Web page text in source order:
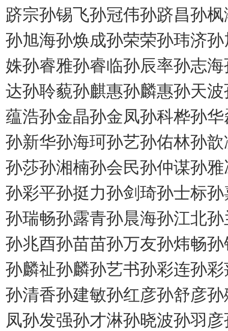
跻宗孙锡飞孙冠伟孙跻昌孙
孙旭海孙焕成孙荣荣孙玮济
姝孙睿雅孙睿临孙辰率孙志
达孙聆藐孙麒惠孙麟惠孙天
蕴浩孙金晶孙金凤孙科桦孙
孙新华孙海珂孙艺孙佑林孙
孙莎孙湘楠孙会民孙仲谋孙
孙彩平孙挺力孙剑琦孙士标
孙瑞畅孙露青孙晨海孙江北
孙兆酉孙苗苗孙万友孙炜畅
孙麟祉孙麟孙艺书孙彩连孙
孙清香孙建敏孙红彦孙舒彦
凤孙发强孙才淋孙晓波孙羽